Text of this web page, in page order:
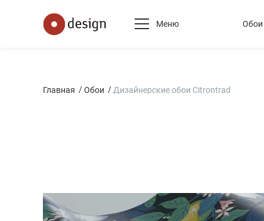
Меню Обои
Главная Обои Дизайнерские обои Citrontrad